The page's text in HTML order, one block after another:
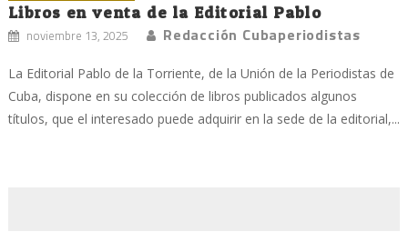
Libros en venta de la Editorial Pablo
noviembre 13, 2025 Redacción Cubaperiodistas
La Editorial Pablo de la Torriente, de la Unión de la Periodistas de
Cuba, dispone en su colección de libros publicados algunos
títulos, que el interesado puede adquirir en la sede de la editorial,...